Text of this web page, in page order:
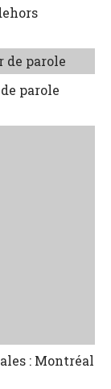
parole
: Montréal